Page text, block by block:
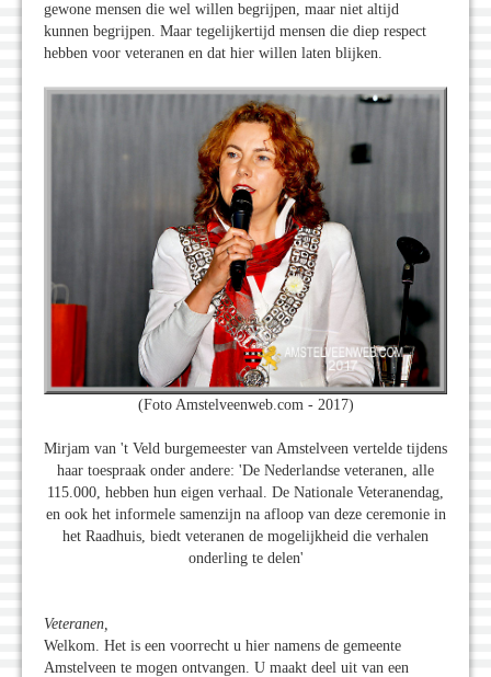
gewone mensen die wel willen begrijpen, maar niet altijd
kunnen begrijpen. Maar tegelijkertijd mensen die diep respect
hebben voor veteranen en dat hier willen laten blijken.
(Foto Amstelveenweb.com - 2017)
Mirjam van 't Veld burgemeester van Amstelveen vertelde tijdens
haar toespraak onder andere: 'De Nederlandse veteranen, alle
115.000, hebben hun eigen verhaal. De Nationale Veteranendag,
en ook het informele samenzijn na afloop van deze ceremonie in
het Raadhuis, biedt veteranen de mogelijkheid die verhalen
onderling te delen'
Veteranen,
Welkom. Het is een voorrecht u hier namens de gemeente
Amstelveen te mogen ontvangen. U maakt deel uit van een